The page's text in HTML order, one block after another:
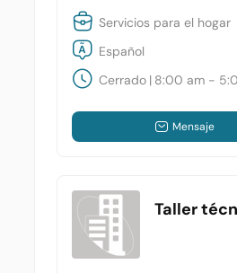
Servicios para el hogar
Español
Cerrado | 8:00 am -
Mensaje
Taller